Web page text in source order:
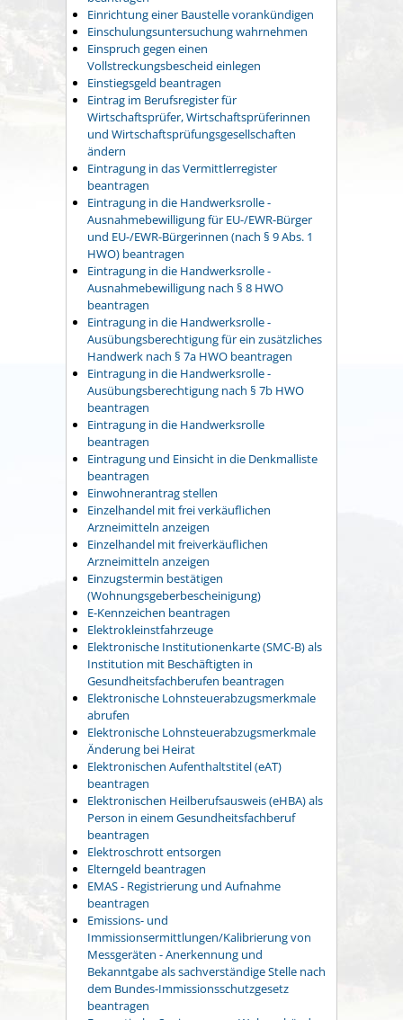
Einrichtung einer Baustelle vorankündigen
Einschulungsuntersuchung wahrnehmen
Einspruch gegen einen
Vollstreckungsbescheid einlegen
Einstiegsgeld beantragen
Eintrag im Berufsregister für
Wirtschaftsprüfer, Wirtschaftsprüferinnen
und Wirtschaftsprüfungsgesellschaften
ändern
Eintragung in das Vermittlerregister
beantragen
Eintragung in die Handwerksrolle -
Ausnahmebewilligung für EU-/EWR-Bürger
und EU-/EWR-Bürgerinnen (nach § 9 Abs. 1
HWO) beantragen
Eintragung in die Handwerksrolle -
Ausnahmebewilligung nach § 8 HWO
beantragen
Eintragung in die Handwerksrolle -
Ausübungsberechtigung für ein zusätzliches
Handwerk nach § 7a HWO beantragen
Eintragung in die Handwerksrolle -
Ausübungsberechtigung nach § 7b HWO
beantragen
Eintragung in die Handwerksrolle
beantragen
Eintragung und Einsicht in die Denkmalliste
beantragen
Einwohnerantrag stellen
Einzelhandel mit frei verkäuflichen
Arzneimitteln anzeigen
Einzelhandel mit freiverkäuflichen
Arzneimitteln anzeigen
Einzugstermin bestätigen
(Wohnungsgeberbescheinigung)
E-Kennzeichen beantragen
Elektrokleinstfahrzeuge
Elektronische Institutionenkarte (SMC-B) als
Institution mit Beschäftigten in
Gesundheitsfachberufen beantragen
Elektronische Lohnsteuerabzugsmerkmale
abrufen
Elektronische Lohnsteuerabzugsmerkmale
Änderung bei Heirat
Elektronischen Aufenthaltstitel (eAT)
beantragen
Elektronischen Heilberufsausweis (eHBA) als
Person in einem Gesundheitsfachberuf
beantragen
Elektroschrott entsorgen
Elterngeld beantragen
EMAS - Registrierung und Aufnahme
beantragen
Emissions- und
Immissionsermittlungen/Kalibrierung von
Messgeräten - Anerkennung und
Bekanntgabe als sachverständige Stelle nach
dem Bundes-Immissionsschutzgesetz
beantragen